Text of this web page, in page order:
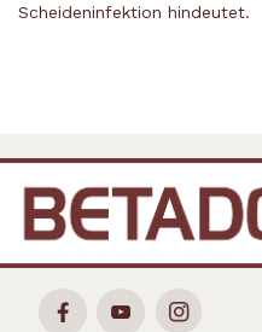
Scheideninfektion hindeutet.